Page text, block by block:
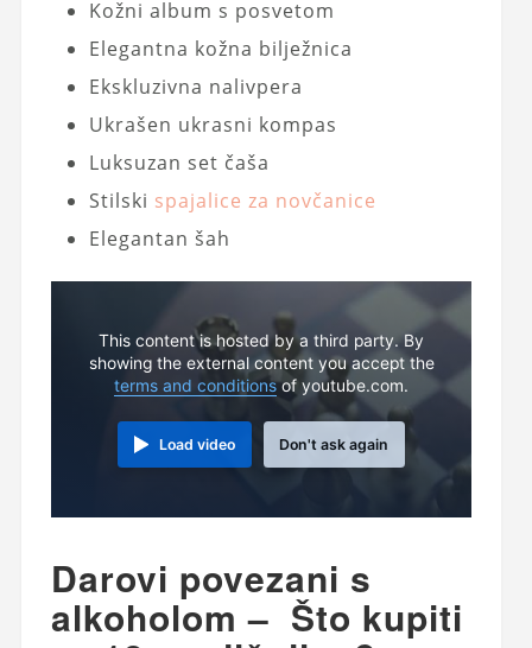
Kožni album s posvetom
Elegantna kožna bilježnica
Ekskluzivna nalivpera
Ukrašen ukrasni kompas
Luksuzan set čaša
Stilski spajalice za novčanice
Elegantan šah
This content is hosted by a third party. By
showing the external content you accept the
terms and conditionsof youtube.com.
Load video Don't ask again
Darovi povezani s
alkoholom – Što kupiti